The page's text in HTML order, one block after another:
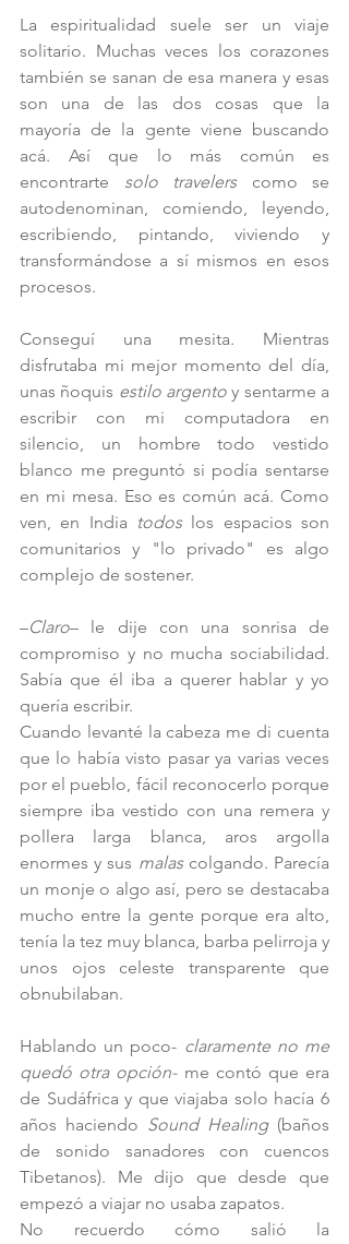
La espiritualidad suele ser un viaje
solitario. Muchas veces los corazones
también se sanan de esa manera y esas
son una de las dos cosas que la
mayoría de la gente viene buscando
acá. Así que lo más común es
encontrarte solo travelers como se
autodenominan, comiendo, leyendo,
escribiendo, pintando, viviendo y
transformándose a sí mismos en esos
procesos.
Conseguí una mesita. Mientras
disfrutaba mi mejor momento del día,
unas ñoquis estilo argento y sentarme a
escribir con mi computadora en
silencio, un hombre todo vestido
blanco me preguntó si podía sentarse
en mi mesa. Eso es común acá. Como
ven, en India todos
los espacios son
comunitarios y "lo privado"
es algo
complejo de sostener.
–Claro– le dije con una sonrisa de
compromiso y no mucha sociabilidad.
Sabía que él iba a querer hablar y yo
quería escribir.
Cuando levanté la cabeza me di cuenta
que lo había visto pasar ya varias veces
por el pueblo, fácil reconocerlo porque
siempre iba vestido con una remera y
pollera larga blanca, aros argolla
enormes y sus malas colgando. Parecía
un monje o algo así, pero se destacaba
mucho entre la gente porque era alto,
tenía la tez muy blanca, barba pelirroja y
unos ojos celeste transparente que
obnubilaban.
Hablando un poco- claramente no me
quedó otra opción- me contó que era
de Sudáfrica y que viajaba solo hacía 6
años haciendo Sound Healing (baños
de sonido sanadores con cuencos
Tibetanos). Me dijo que desde que
empezó a viajar no usaba zapatos.
No recuerdo cómo salió la